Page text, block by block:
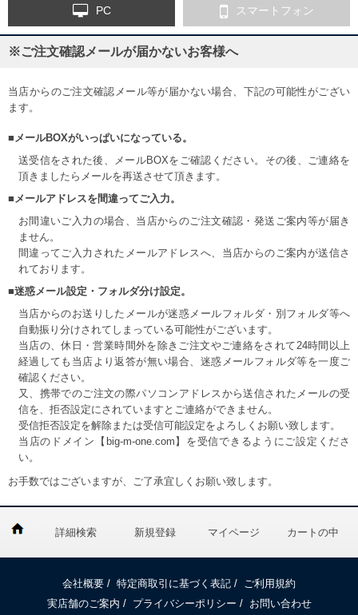
PC スマートフォン
※ご注文確認メールが届かないお客様へ
当店からのご注文確認メール等が届かない場合、下記の可能性がござい
ます。
■メールBOXがいっぱいになっている。
送受信をされた後、メールBOXをご確認ください。その後、ご連絡を
頂きましたらメールを再送させて頂きます。
■メールアドレスを間違ってご入力。
お間違いご入力の場合、当店からのご注文確認・発送ご案内等が届き
ません。
間違ってご入力されたメールアドレスへ、当店からのご案内が送信さ
れております。
■迷惑メール設定・フォルダ分け設定。
当店からのお送りしたメールが迷惑メールフォルダ・別フォルダ等へ
自動振り分けされてしまっている可能性がございます。
当店の、休日・営業時間外を除きご注文やご連絡をされて24時間以上
経過しても当店より返答が無い場合、迷惑メールフォルダ等を一度ご
確認ください。
又、携帯でのご注文の際パソコンアドレスから送信されたメールの受
信を、拒否設定にされていますとご連絡ができません。
受信拒否設定を解除または受信可能設定をよろしくお願い致します。
当店のドメイン【big-m-one.com】を受信できるようにご設定くださ
い。
お手数ではございますが、ご了承宜しくお願い致します。
詳細検索 新規登録 マイページ カートの中
会社概要 / 特定商取引に基づく表記 /
ご利用規約
実店舗のご案内 / プライバシーポリシー / お問い合わせ